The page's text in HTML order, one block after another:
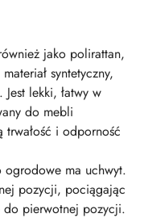
jako polirattan,
syntetyczny,
lekki, łatwy w
do mebli
i odporność
ogrodowe ma uchwyt.
pozycji, pociągając
pierwotnej pozycji.